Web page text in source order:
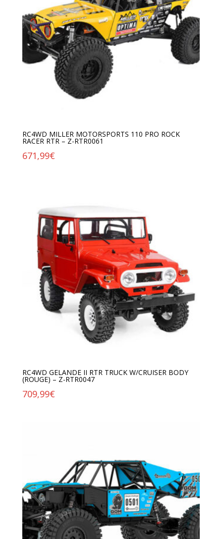
RC4WD MILLER MOTORSPORTS 110 PRO ROCK
RACER RTR – Z-RTR0061
671,99€
RC4WD GELANDE II RTR TRUCK W/CRUISER BODY
(ROUGE) – Z-RTR0047
709,99€